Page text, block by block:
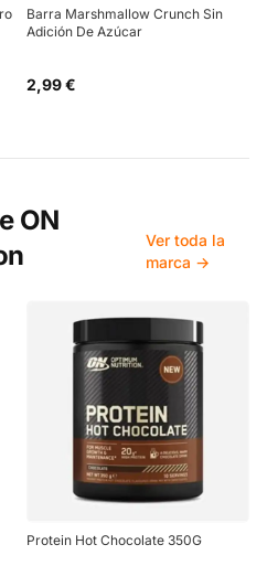
Barra Marshmallow Crunch Sin
Adición De Azúcar
2,99 €
ON
Ver toda la
marca →
Protein Hot Chocolate 350G